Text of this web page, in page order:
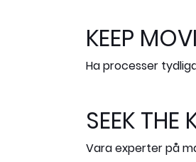
KEEP
Ha processer
SEEK THE
Vara experter på